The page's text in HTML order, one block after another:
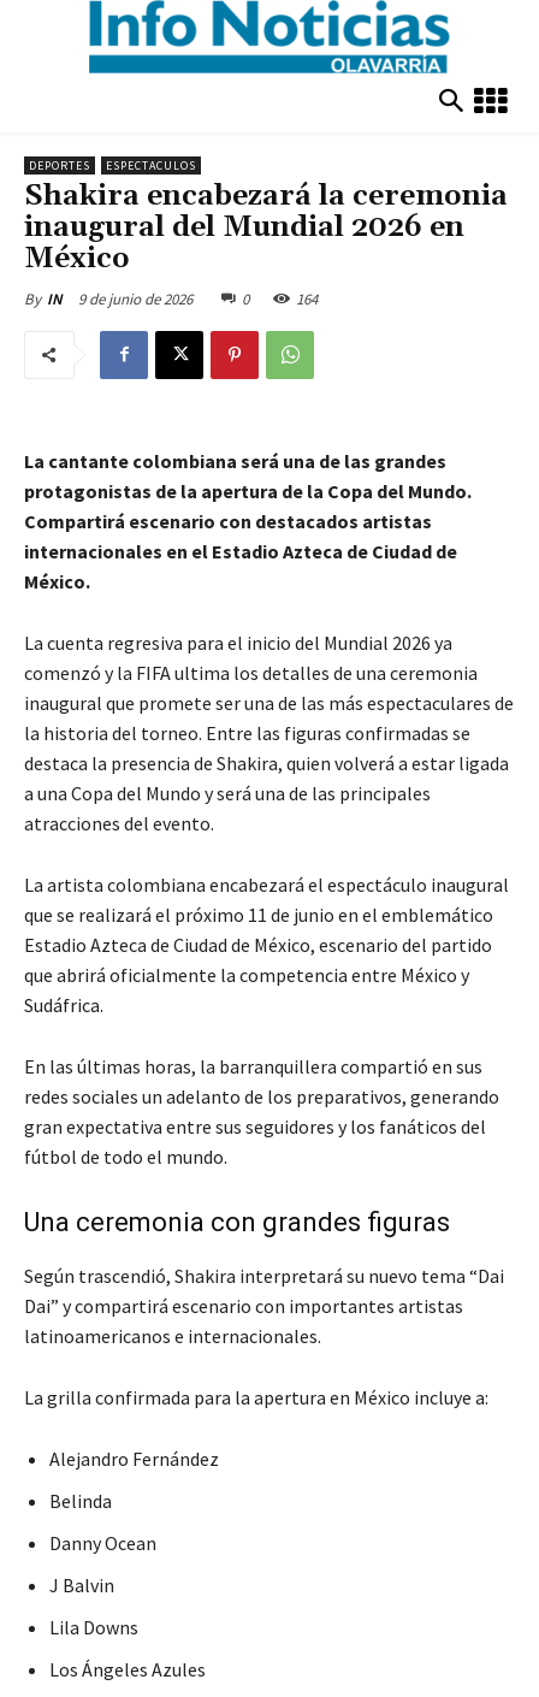
DEPORTES ESPECTACULOS
Shakira encabezará la ceremonia
inaugural del Mundial 2026 en
México
By IN 9 de junio de 2026 0 164
La cantante colombiana será una de las grandes
protagonistas de la apertura de la Copa del Mundo.
Compartirá escenario con destacados artistas
internacionales en el Estadio Azteca de Ciudad de
México.
La cuenta regresiva para el inicio del Mundial 2026 ya
comenzó y la FIFA ultima los detalles de una ceremonia
inaugural que promete ser una de las más espectaculares de
la historia del torneo. Entre las figuras confirmadas se
destaca la presencia de Shakira, quien volverá a estar ligada
a una Copa del Mundo y será una de las principales
atracciones del evento.
La artista colombiana encabezará el espectáculo inaugural
que se realizará el próximo 11 de junio en el emblemático
Estadio Azteca de Ciudad de México, escenario del partido
que abrirá oficialmente la competencia entre México y
Sudáfrica.
En las últimas horas, la barranquillera compartió en sus
redes sociales un adelanto de los preparativos, generando
gran expectativa entre sus seguidores y los fanáticos del
fútbol de todo el mundo.
Una ceremonia con grandes figuras
Según trascendió, Shakira interpretará su nuevo tema “Dai
Dai” y compartirá escenario con importantes artistas
latinoamericanos e internacionales.
La grilla confirmada para la apertura en México incluye a:
Alejandro Fernández
Belinda
Danny Ocean
J Balvin
Lila Downs
Los Ángeles Azules